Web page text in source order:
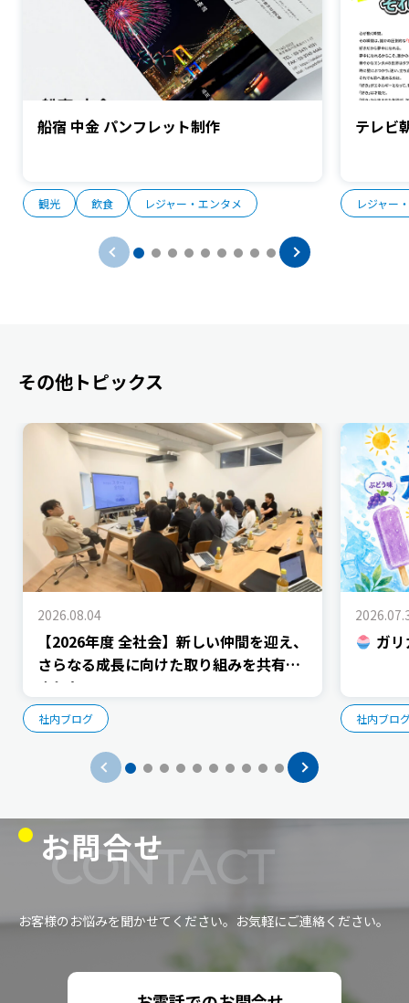
船宿 中金 パンフレット制作
観光 飲食 レジャー・エンタメ
テレビ
レジャー
その他トピックス
2026.08.04
【2026年度 全社会】新しい仲間を迎え、
さらなる成長に向けた取り組みを共有し
ました
社内ブログ
ガ
社内ブロ
お問合せ
CONTACT
お客様のお悩みを聞かせてください。お気軽にご連絡ください。